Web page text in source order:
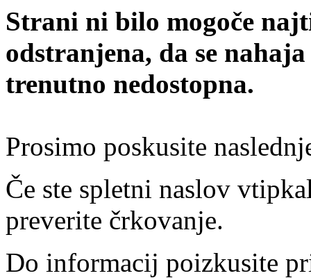
Strani ni bilo mogoče
odstranjena, da se
trenutno nedostopna.
Prosimo poskusite
Če ste spletni naslov
preverite črkovanje.
Do informacij poizkusite